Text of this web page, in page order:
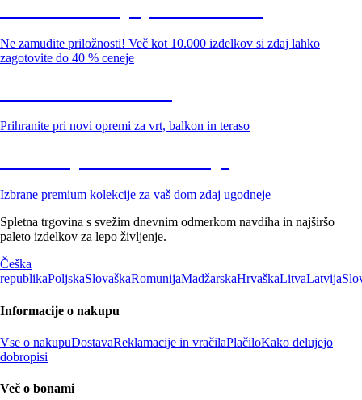
Ne zamudite priložnosti! Več kot 10.000 izdelkov si zdaj lahko
zagotovite do 40 % ceneje
Prihranite pri novi opremi za vrt, balkon in teraso
Izbrane premium kolekcije za vaš dom zdaj ugodneje
Spletna trgovina s svežim dnevnim odmerkom navdiha in najširšo
paleto izdelkov za lepo življenje.
Češka
republikaPoljskaSlovaškaRomunijaMadžarskaHrvaškaLitvaLatvija
Informacije o nakupu
Vse o nakupuDostavaReklamacije in vračilaPlačiloKako delujejo
dobropisi
Več o bonami